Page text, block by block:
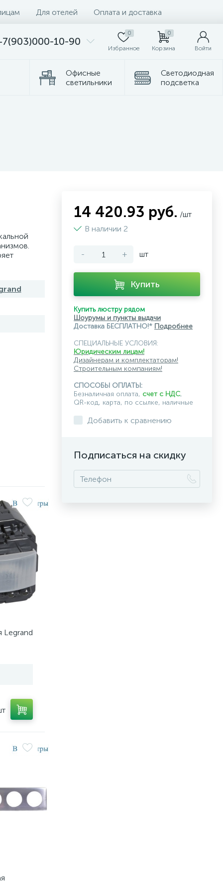
Для отелей Оплата и доставка
10-90
0
Избранное
0
Корзина Войти
Офисные
светильники
Светодиодная
подсветка
Legrand
14 420.93 руб. /шт
В наличии 2
- + шт
Купить
Купить люстру рядом
Шоурумы и пункты выдачи
Доставка БЕСПЛАТНО!* Подробнее
СПЕЦИАЛЬНЫЕ УСЛОВИЯ:
Юридическим лицам!
Дизайнерам и комплектаторам!
Строительным компаниям!
СПОСОБЫ ОПЛАТЫ:
Безналичная оплата, счет с НДС,
QR-код, карта, по ссылке, наличные
Добавить к сравнению
Подписаться на скидку